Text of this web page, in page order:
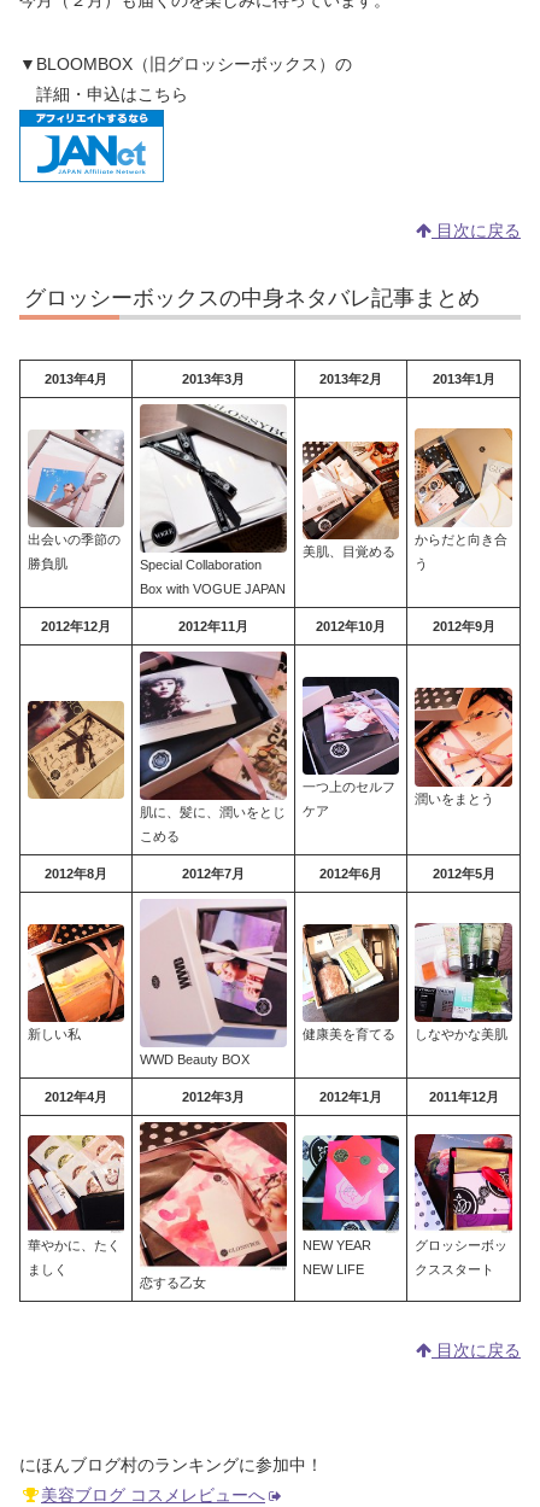
▼BLOOMBOX（旧グロッシーボックス）の
詳細・申込はこちら
目次に戻る
グロッシーボックスの中身ネタバレ記事まとめ
2013年4月 2013年3月 2013年2月 2013年1月
出会いの季節の
勝負肌
Special Collaboration
Box with VOGUE JAPAN
美肌、目覚める
からだと向き合
う
2012年12月 2012年11月 2012年10月 2012年9月
肌に、髪に、潤いをとじ
こめる
一つ上のセルフ
ケア
潤いをまとう
2012年8月 2012年7月 2012年6月 2012年5月
新しい私
WWD Beauty BOX
健康美を育てる しなやかな美肌
2012年4月 2012年3月 2012年1月 2011年12月
華やかに、たく
ましく
恋する乙女
NEW YEAR
NEW LIFE
グロッシーボッ
クススタート
目次に戻る
にほんブログ村のランキングに参加中！
美容ブログ コスメレビューへ